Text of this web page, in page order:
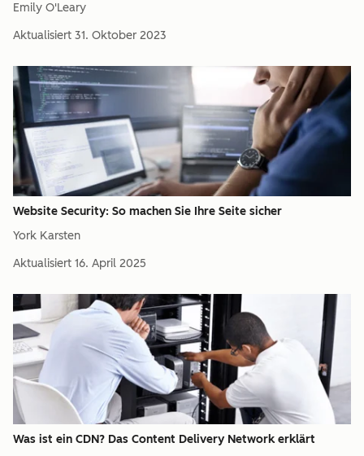
Emily O'Leary
Aktualisiert 31. Oktober 2023
Website Security: So machen Sie Ihre Seite sicher
York Karsten
Aktualisiert 16. April 2025
Was ist ein CDN? Das Content Delivery Network erklärt